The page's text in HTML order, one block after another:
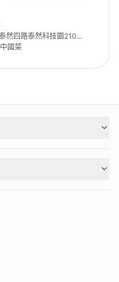
然四路泰然科技園210
國菜